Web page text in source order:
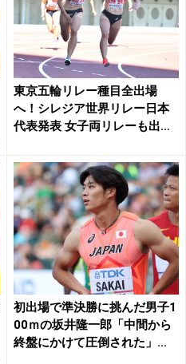
東京五輪リレー種目全出場
へ！シレジア世界リレー日本
代表発表 女子両リレーも出場
初出場で準決勝に挑んだ男子1
00ｍの坂井隆一郎「中間から
終盤にかけて圧倒された」...